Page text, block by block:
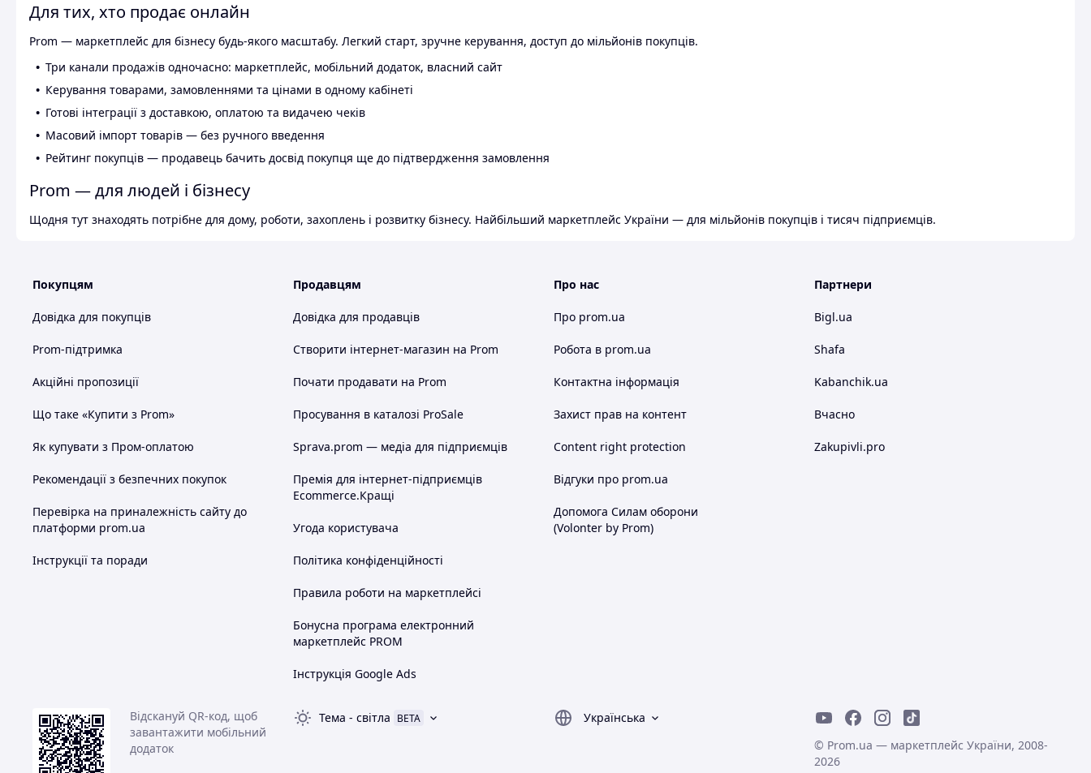
Для тих, хто продає онлайн
Prom — маркетплейс для бізнесу будь-якого масштабу. Легкий старт, зручне керування, доступ до мільйонів покупців.
Три канали продажів одночасно: маркетплейс, мобільний додаток, власний сайт
Керування товарами, замовленнями та цінами в одному кабінеті
Готові інтеграції з доставкою, оплатою та видачею чеків
Масовий імпорт товарів — без ручного введення
Рейтинг покупців — продавець бачить досвід покупця ще до підтвердження замовлення
Prom — для людей і бізнесу
Щодня тут знаходять потрібне для дому, роботи, захоплень і розвитку бізнесу. Найбільший маркетплейс України — для мільйонів покупців і тисяч підприємців.
Покупцям
Довідка для покупців
Prom-підтримка
Акційні пропозиції
Що таке «Купити з Prom»
Як купувати з Пром-оплатою
Рекомендації з безпечних покупок
Перевірка на приналежність сайту до
платформи prom.ua
Інструкції та поради
Продавцям
Довідка для продавців
Створити інтернет-магазин на Prom
Почати продавати на Prom
Просування в каталозі ProSale
Sprava.prom — медіа для підприємців
Премія для інтернет-підприємців
Ecommerce.Кращі
Угода користувача
Політика конфіденційності
Правила роботи на маркетплейсі
Бонусна програма електронний
маркетплейс PROM
Інструкція Google Ads
Про нас
Про prom.ua
Робота в prom.ua
Контактна інформація
Захист прав на контент
Content right protection
Відгуки про prom.ua
Допомога Силам оборони
(Volonter by Prom)
Партнери
Bigl.ua
Shafa
Kabanchik.ua
Вчасно
Zakupivli.pro
Відскануй QR-код, щоб
завантажити мобільний
додаток
Тема - світла BETA
Українська
© Prom.ua — маркетплейс України, 2008-
2026